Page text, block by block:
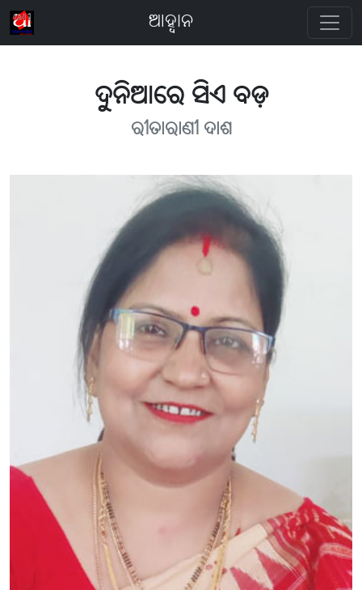
ଆହ୍ବାନ
ଦୁନିଆରେ ସିଏ ବଡ଼
ରୀତାରାଣୀ ଦାଶ